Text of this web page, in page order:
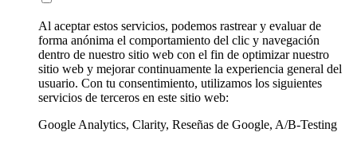
Al aceptar estos servicios, podemos rastrear y evaluar de
forma anónima el comportamiento del clic y navegación
dentro de nuestro sitio web con el fin de optimizar nuestro
sitio web y mejorar continuamente la experiencia general del
usuario. Con tu consentimiento, utilizamos los siguientes
servicios de terceros en este sitio web:
Google Analytics, Clarity, Reseñas de Google, A/B-Testing